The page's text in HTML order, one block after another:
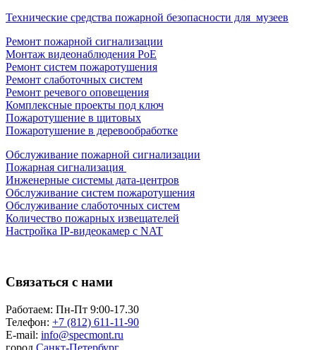
Технические средства пожарной безопасности для музеев
Ремонт пожарной сигнализации
Монтаж видеонаблюдения PoE
Ремонт систем пожаротушения
Ремонт слаботочных систем
Ремонт речевого оповещения
Комплексные проекты под ключ
Пожаротушение в щитовых
Пожаротушение в деревообработке
Обслуживание пожарной сигнализации
Пожарная сигнализация
Инженерные системы дата-центров
Обслуживание систем пожаротушения
Обслуживание слаботочных систем
Количество пожарных извещателей
Настройка IP-видеокамер с NAT
Связаться с нами
Работаем: Пн-Пт 9:00-17.30
Телефон: +7 (812) 611-11-90
E-mail: info@specmont.ru
город Санкт-Петербург,